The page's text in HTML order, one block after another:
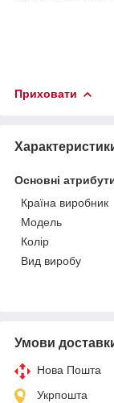
Приховати
Основні
Країна виробник
Модель
Колір
Вид виробу
Умови
Нова Пошта
Укрпошта